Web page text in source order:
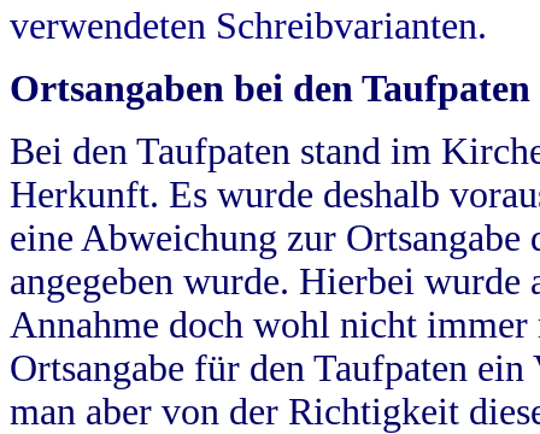
verwendeten Schreibvarianten.
Ortsangaben bei den Taufpaten
Bei den Taufpaten stand im
Herkunft. Es wurde deshalb
eine Abweichung zur
angegeben wurde. Hierbei wurde
Annahme doch wohl nicht
Ortsangabe für den Taufpaten
man aber von der Richtigkeit